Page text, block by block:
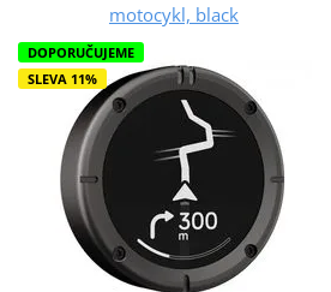
motocykl, black
DOPORUČUJEME
SLEVA 11%